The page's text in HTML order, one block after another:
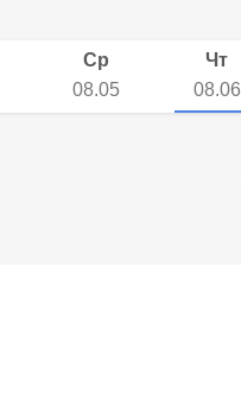
Ср
08.05
Чт
08.06